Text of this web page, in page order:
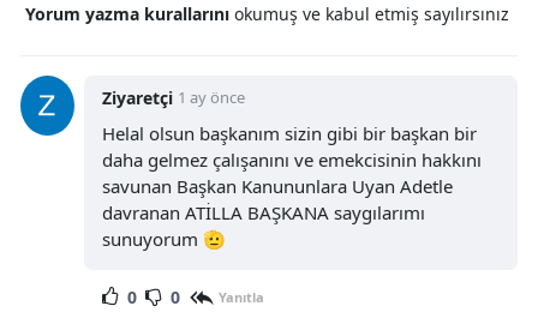
Yorum yazma kurallarını okumuş ve kabul etmiş sayılırsınız
Ziyaretçi 1 ay önce
Helal olsun başkanım sizin gibi bir başkan bir
daha gelmez çalışanını ve emekcisinin hakkını
savunan Başkan Kanununlara Uyan Adetle
davranan ATİLLA BAŞKANA saygılarımı
sunuyorum 🫡
0 0 Yanıtla